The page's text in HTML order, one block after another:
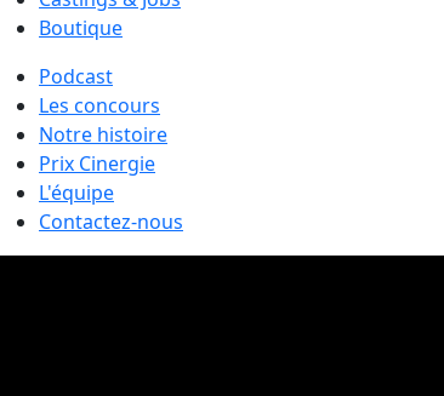
Boutique
Podcast
Les concours
Notre histoire
Prix Cinergie
L'équipe
Contactez-nous